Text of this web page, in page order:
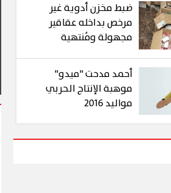
ضبط مخزن أدوية غير
مرخص بداخله عقاقير
مجهولة ومُنتهية
أحمد مدحت "ميدو"
موهبة الإنتاج الحربي
مواليد 2016
آلاف الزائرين يتدفقون على
وبورفؤاد في عطلة أسبوعية